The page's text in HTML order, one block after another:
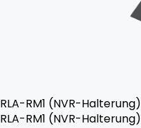
RLA-RM1 (NVR-Halterung)
RLA-RM1 (NVR-Halterung)